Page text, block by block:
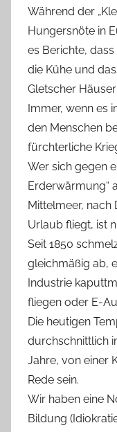
Während der
Hungersnöte in
es Berichte, dass
die Kühe und
Gletscher
Immer, wenn es
den Menschen
fürchterliche
Wer sich gegen
Erderwärmung“
Mittelmeer, nach
Urlaub fliegt, ist
Seit 1850
gleichmäßig ab,
Industrie
fliegen oder E-
Die heutigen
durchschnittlich
Jahre, von einer
Rede sein.
Wir haben eine
Bildung